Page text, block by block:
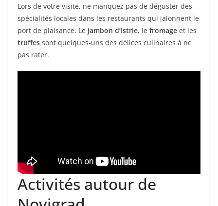
Lors de votre visite, ne manquez pas de déguster des
spécialités locales dans les restaurants qui jalonnent le
port de plaisance. Le jambon d’Istrie, le fromage et les
truffes sont quelques-uns des délices culinaires à ne
pas rater.
Activités autour de